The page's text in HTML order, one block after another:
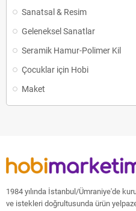
Sanatsal & Resim
Geleneksel Sanatlar
Seramik Hamur-Polimer Kil
Çocuklar için Hobi
Maket
1984 yılında İstanbul/Ümraniye'de
ve istekleri doğrultusunda ürün